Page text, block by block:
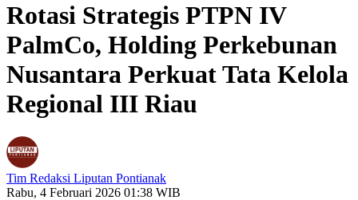
Rotasi Strategis PTPN IV
PalmCo, Holding Perkebunan
Nusantara Perkuat Tata Kelola
Regional III Riau
Tim Redaksi Liputan Pontianak
Rabu, 4 Februari 2026 01:38 WIB